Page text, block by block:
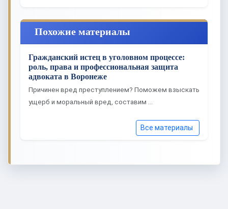
Похожие материалы
Гражданский истец в уголовном процессе:
роль, права и профессиональная защита
адвоката в Воронеже
Причинен вред преступлением? Поможем взыскать
ущерб и моральный вред, составим …
Все материалы